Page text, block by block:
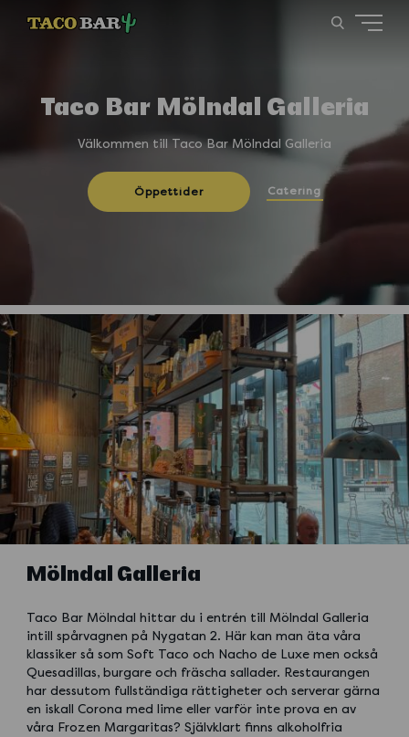
Taco Bar Mölndal Galleria
Välkommen till Taco Bar Mölndal Galleria
Öppettider Catering
Mölndal Galleria
Taco Bar Mölndal hittar du i entrén till Mölndal Galleria
intill spårvagnen på Nygatan 2. Här kan man äta våra
klassiker så som Soft Taco och Nacho de Luxe men också
Quesadillas, burgare och fräscha sallader. Restaurangen
har dessutom fullständiga rättigheter och serverar gärna
en iskall Corona med lime eller varför inte prova en av
våra Frozen Margaritas? Självklart finns alkoholfria